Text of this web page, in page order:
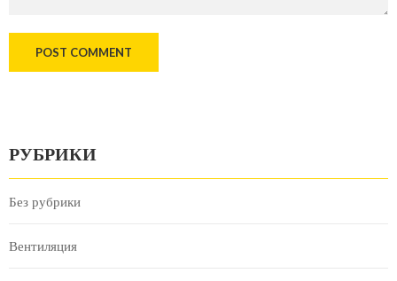
РУБРИКИ
Без рубрики
Вентиляция